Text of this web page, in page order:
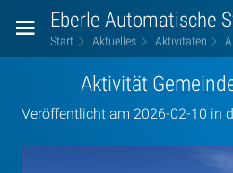
Eberle Automatische
Start Aktuelles Aktivitäten
Aktivität
Veröffentlicht am 2026-02-10 in